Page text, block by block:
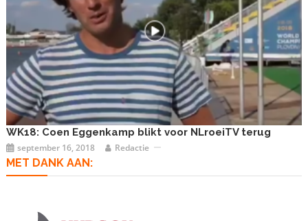
WK18: Coen Eggenkamp blikt voor NLroeiTV terug
september 16, 2018 Redactie
MET DANK AAN: